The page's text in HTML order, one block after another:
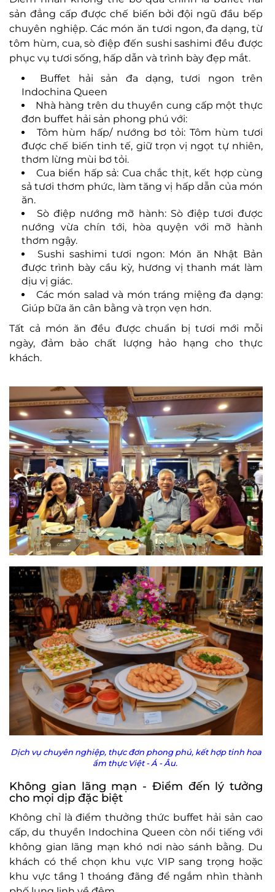
sản đẳng cấp được chế biến bởi đội ngũ đầu bếp
chuyên nghiệp. Các món ăn tươi ngon, đa dạng, từ
tôm hùm, cua, sò điệp đến sushi sashimi đều được
phục vụ tươi sống, hấp dẫn và trình bày đẹp mắt.
Buffet hải sản đa dạng, tươi ngon trên
Indochina Queen
Nhà hàng trên du thuyền cung cấp một thực
đơn buffet hải sản phong phú với:
Tôm hùm hấp/ nướng bơ tỏi: Tôm hùm tươi
được chế biến tinh tế, giữ trọn vị ngọt tự nhiên,
thơm lừng mùi bơ tỏi.
Cua biển hấp sả: Cua chắc thịt, kết hợp cùng
sả tươi thơm phức, làm tăng vị hấp dẫn của món
ăn.
Sò điệp nướng mỡ hành: Sò điệp tươi được
nướng vừa chín tới, hòa quyện với mỡ hành
thơm ngậy.
Sushi sashimi tươi ngon: Món ăn Nhật Bản
được trình bày cầu kỳ, hương vị thanh mát làm
dịu vị giác.
Các món salad và món tráng miệng đa dạng:
Giúp bữa ăn cân bằng và trọn vẹn hơn.
Tất cả món ăn đều được chuẩn bị tươi mới mỗi
ngày, đảm bảo chất lượng hảo hạng cho thực
khách.
Dịch vụ chuyên nghiệp, thực đơn phong phú, kết hợp tinh hoa
ẩm thực Việt - Á - Âu.
Không gian lãng mạn - Điểm đến lý tưởng
cho mọi dịp đặc biệt
Không chỉ là điểm thưởng thức buffet hải sản cao
cấp, du thuyền Indochina Queen còn nổi tiếng với
không gian lãng mạn khó nơi nào sánh bằng. Du
khách có thể chọn khu vực VIP sang trọng hoặc
khu vực tầng 1 thoáng đãng để ngắm nhìn thành